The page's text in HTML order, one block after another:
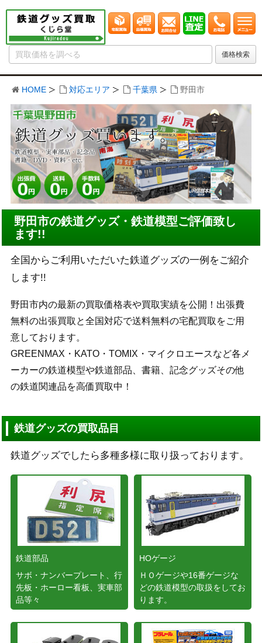
HOME 対応エリア 千葉県 野田市
野田市の鉄道グッズ・鉄道模型ご評価致し
ます!!
全国からご利用いただいた鉄道グッズの一例をご紹介
します!!
野田市内の最新の買取価格表や買取実績を公開！出張費
無料の出張買取と全国対応で送料無料の宅配買取をご用
意しております。
GREENMAX・KATO・TOMIX・マイクロエースなど各メ
ーカーの鉄道模型や鉄道部品、書籍、記念グッズその他
の鉄道関連品を高価買取中！
鉄道グッズの買取品目
鉄道グッズでしたら多種多様に取り扱っております。
鉄道部品
サボ・ナンバープレート、行
先板・ホーロー看板、実車部
品等々
HOゲージ
ＨＯゲージや16番ゲージな
どの鉄道模型の取扱をしてお
ります。